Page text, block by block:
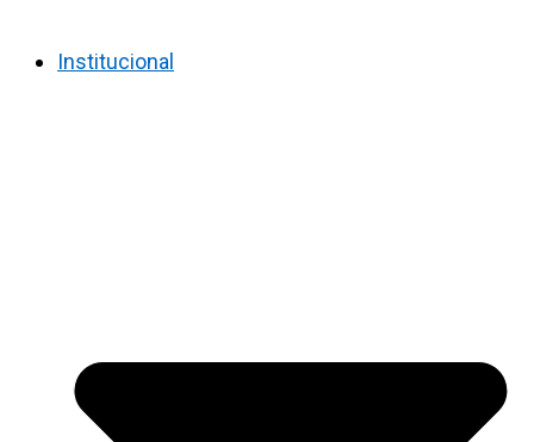
Institucional